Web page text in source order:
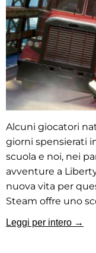
Alcuni giocatori
giorni spensierati
scuola e noi, nei
avventure a
nuova vita per
Steam offre uno
Leggi per intero →